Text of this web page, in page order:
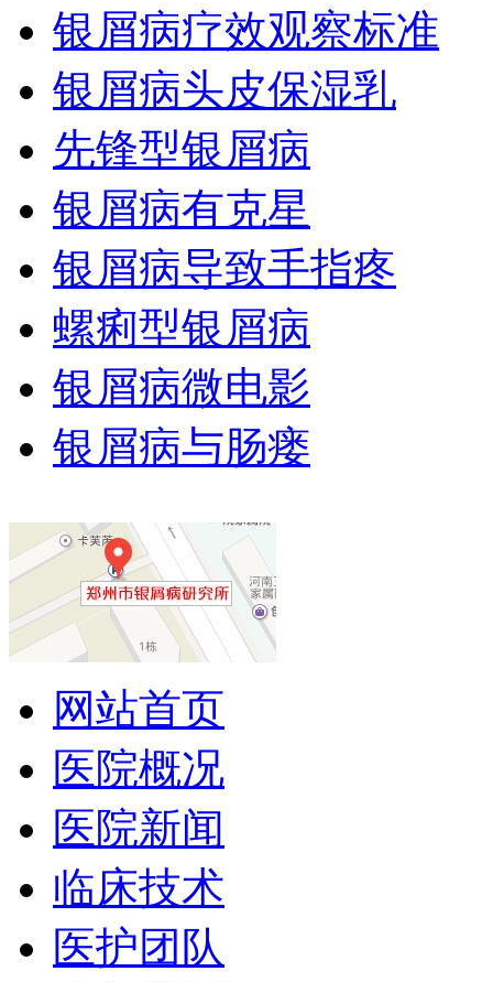
银屑病疗效观察标准
银屑病头皮保湿乳
先锋型银屑病
银屑病有克星
银屑病导致手指疼
螺痢型银屑病
银屑病微电影
银屑病与肠瘘
网站首页
医院概况
医院新闻
临床技术
医护团队